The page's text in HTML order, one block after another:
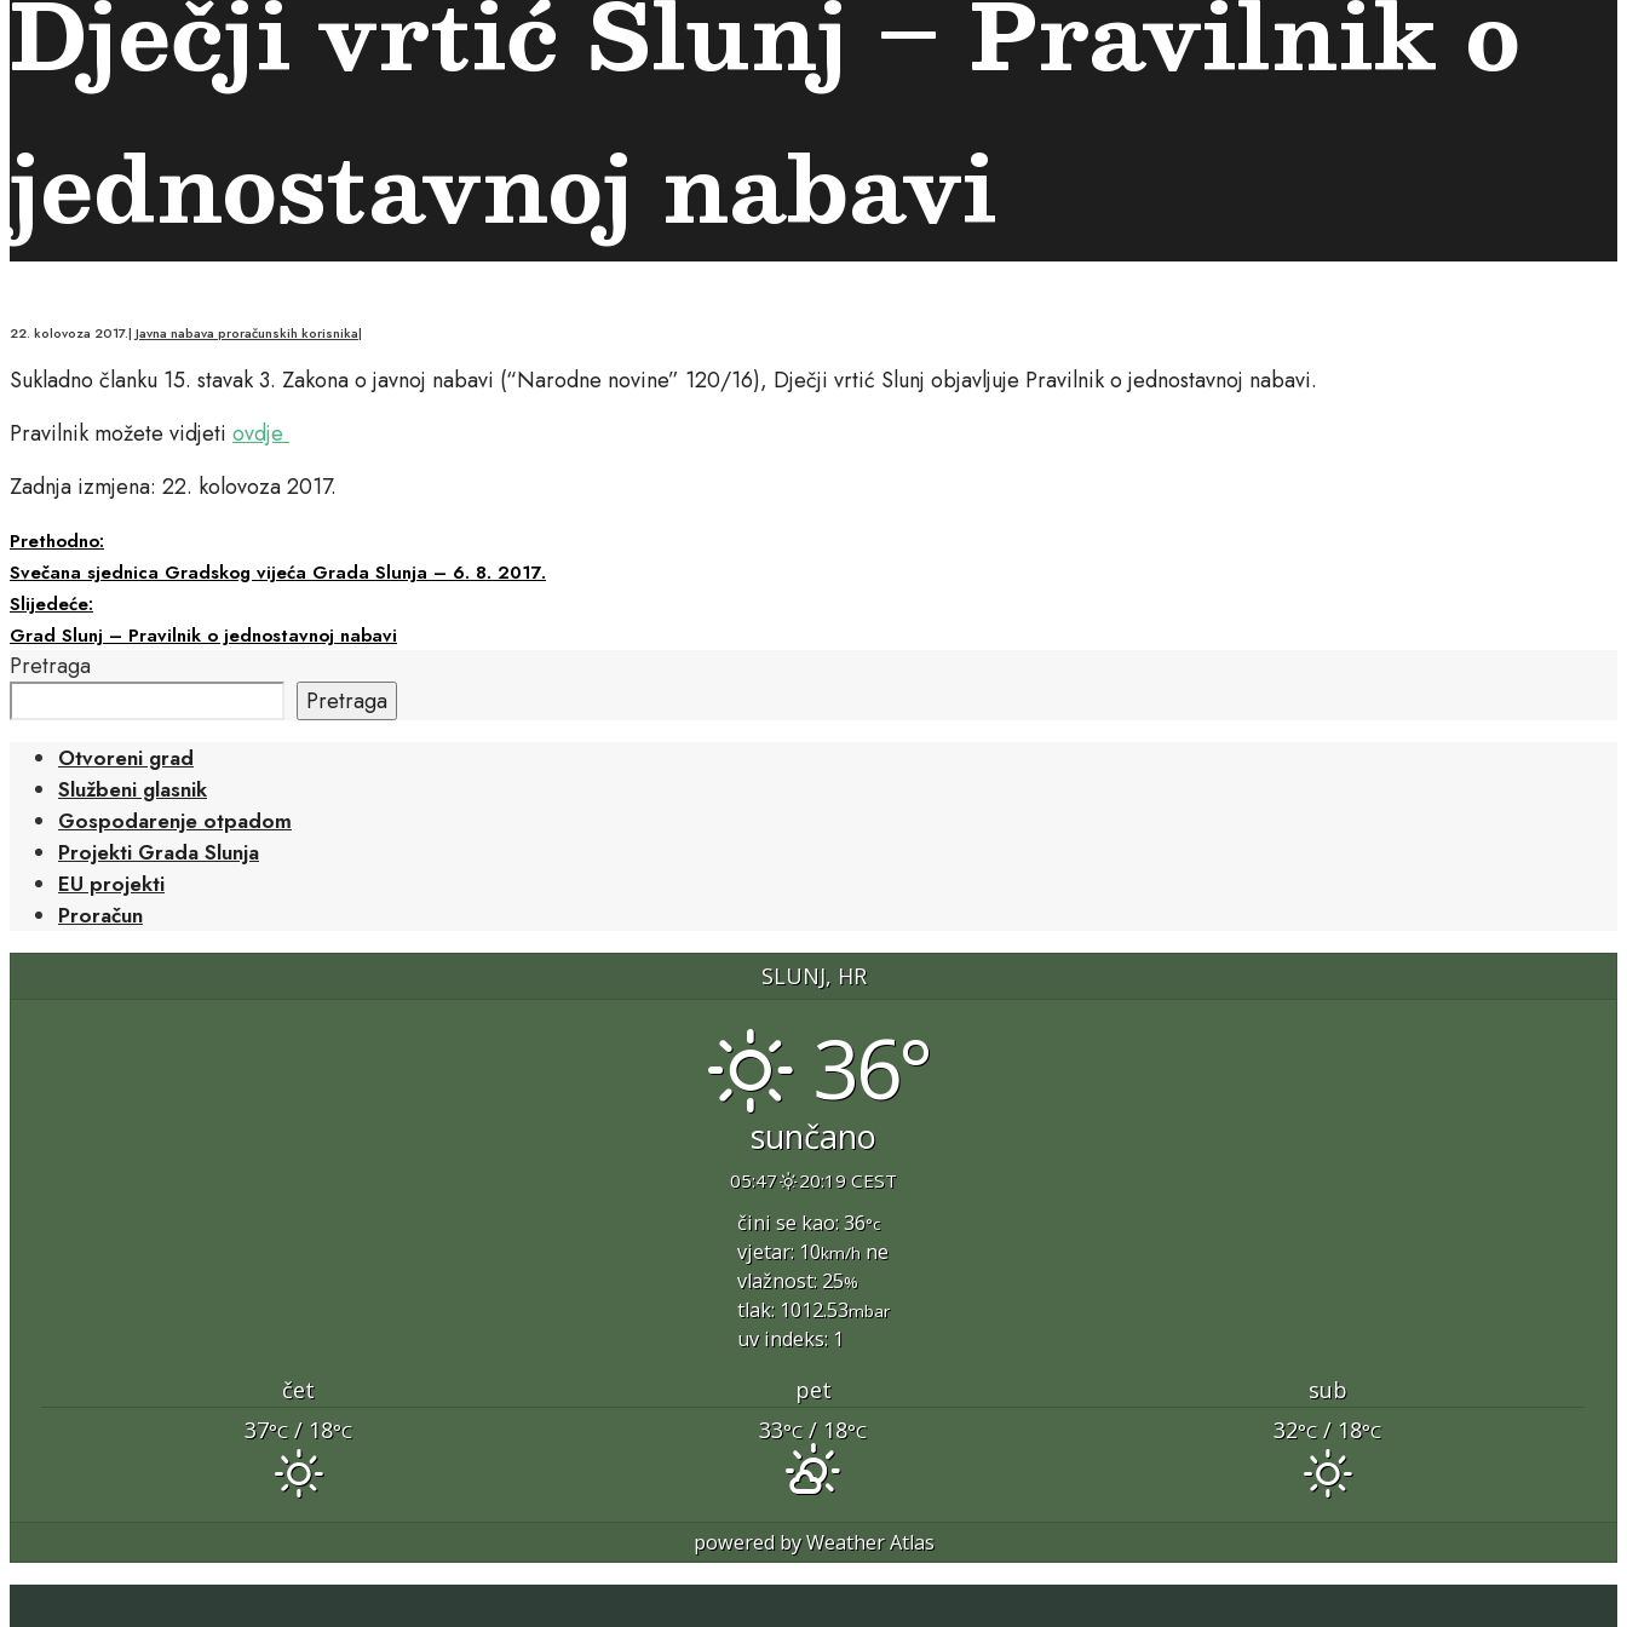
Dječji vrtić Slunj – Pravilnik o
jednostavnoj nabavi
22. kolovoza 2017.| Javna nabava proračunskih korisnika|
Sukladno članku 15. stavak 3. Zakona o javnoj nabavi (“Narodne novine” 120/16), Dječji vrtić Slunj objavljuje Pravilnik o jednostavnoj nabavi.
Pravilnik možete vidjeti ovdje
Zadnja izmjena: 22. kolovoza 2017.
Prethodno:
Svečana sjednica Gradskog vijeća Grada Slunja – 6. 8. 2017.
Slijedeće:
Grad Slunj – Pravilnik o jednostavnoj nabavi
Pretraga
Pretraga
Otvoreni grad
Službeni glasnik
Gospodarenje otpadom
Projekti Grada Slunja
EU projekti
Proračun
SLUNJ, HR
36°
sunčano
05:47 20:19 CEST
čini se kao: 36°c
vjetar: 10km/h ne
vlažnost: 25%
tlak: 1012.53mbar
uv indeks: 1
čet pet
sub
37°C/ 18°C 33°C/ 18°C 32°C/ 18°C
powered byWeather Atlas